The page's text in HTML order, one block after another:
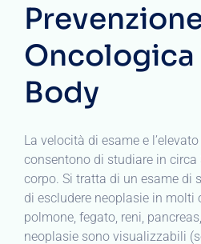
Oncologica
Body
La velocità di esame e
consentono di studiare in circa
corpo. Si tratta di un esame di
di escludere neoplasie in molti
polmone, fegato, reni,
neoplasie sono visualizzabili